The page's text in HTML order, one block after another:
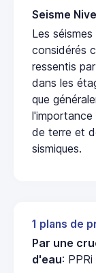
Seisme
Les
considérés
ressentis
dans les
que
l'importance
de terre et
sismiques.
1 plans de
Par une
d'eau: PPRi